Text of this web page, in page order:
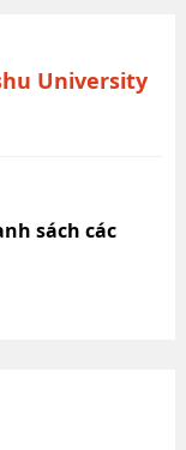
University
sách các